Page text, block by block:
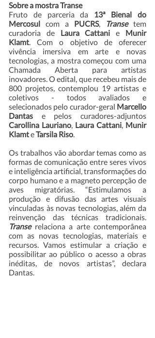
Sobre a mostra Transe
Fruto de parceria da 13ª Bienal do
Mercosul com a PUCRS, Transe tem
curadoria de Laura Cattani e Munir
Klamt. Com o objetivo de oferecer
vivência imersiva em arte e novas
tecnologias, a mostra começou com uma
Chamada Aberta para artistas
inovadores. O edital, que recebeu mais de
800 projetos, contemplou 19 artistas e
coletivos - todos avaliados e
selecionados pelo curador-geral Marcello
Dantas
Carollina Lauriano, Laura Cattani, Munir
Klamt e Tarsila Riso.
Os trabalhos vão abordar temas como as
formas de comunicação entre seres vivos
e inteligência artificial, transformações do
corpo humano e a magneto percepção de
aves migratórias. “Estimulamos a
produção e difusão das artes visuais
vinculadas às novas tecnologias, além da
Transe relaciona a arte contemporânea
com as novas tecnologias, materiais e
recursos. Vamos estimular a criação e
possibilitar ao público o acesso a obras
inéditas, de novos artistas”, declara
Dantas.